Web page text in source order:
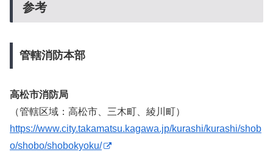
参考
管轄消防本部
高松市消防局
（管轄区域：高松市、三木町、綾川町）
https://www.city.takamatsu.kagawa.jp/kurashi/kurashi/shob
o/shobo/shobokyoku/